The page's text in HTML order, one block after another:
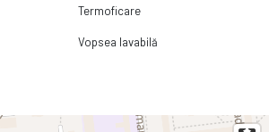
Termoficare
Vopsea lavabilă